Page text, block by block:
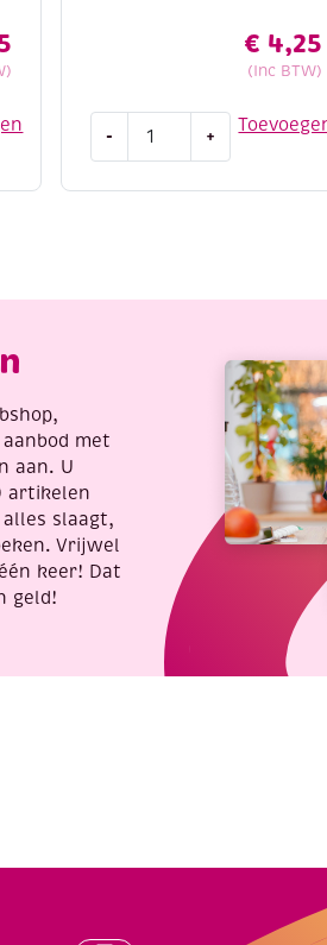
€ 4,25
(Inc BTW)
- +
met
aan. U
artikelen
slaagt,
Vrijwel
keer! Dat
geld!